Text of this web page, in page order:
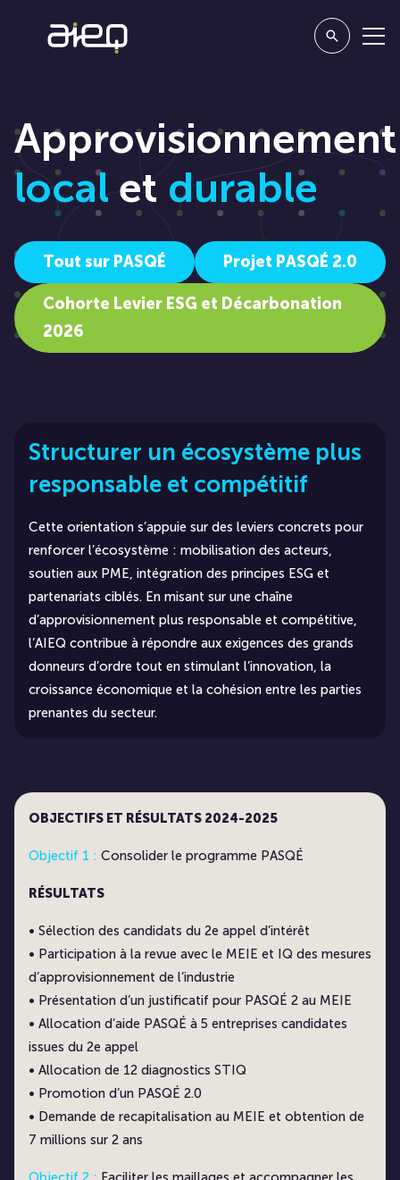
Approvisionnement
localetdurable
Tout sur PASQÉ Projet PASQÉ 2.0
Cohorte Levier ESG et Décarbonation
2026
Structurer un écosystème plus
responsable et compétitif
Cette orientation s’appuie sur des leviers concrets pour
renforcer l’écosystème : mobilisation des acteurs,
soutien aux PME, intégration des principes ESG et
partenariats ciblés. En misant sur une chaîne
d’approvisionnement plus responsable et compétitive,
l’AIEQ contribue à répondre aux exigences des grands
donneurs d’ordre tout en stimulant l’innovation, la
croissance économique et la cohésion entre les parties
prenantes du secteur.
OBJECTIFS ET RÉSULTATS 2024-2025
Objectif 1 : Consolider le programme PASQÉ
RÉSULTATS
• Sélection des candidats du 2e appel d’intérêt
• Participation à la revue avec le MEIE et IQ des mesures
d’approvisionnement de l’industrie
• Présentation d’un justificatif pour PASQÉ 2 au MEIE
• Allocation d’aide PASQÉ à 5 entreprises candidates
issues du 2e appel
• Allocation de 12 diagnostics STIQ
• Promotion d’un PASQÉ 2.0
• Demande de recapitalisation au MEIE et obtention de
7 millions sur 2 ans